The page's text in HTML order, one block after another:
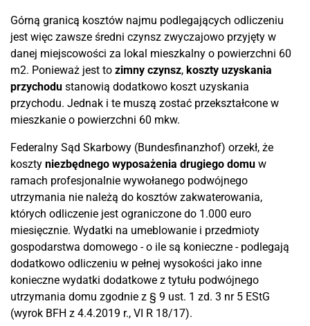
Górną granicą kosztów najmu podlegających odliczeniu
jest więc zawsze średni czynsz zwyczajowo przyjęty w
danej miejscowości za lokal mieszkalny o powierzchni 60
m2. Ponieważ jest to zimny czynsz, koszty uzyskania
przychodu stanowią dodatkowo koszt uzyskania
przychodu. Jednak i te muszą zostać przekształcone w
mieszkanie o powierzchni 60 mkw.
Federalny Sąd Skarbowy (Bundesfinanzhof) orzekł, że
koszty niezbędnego wyposażenia drugiego domu w
ramach profesjonalnie wywołanego podwójnego
utrzymania nie należą do kosztów zakwaterowania,
których odliczenie jest ograniczone do 1.000 euro
miesięcznie. Wydatki na umeblowanie i przedmioty
gospodarstwa domowego - o ile są konieczne - podlegają
dodatkowo odliczeniu w pełnej wysokości jako inne
konieczne wydatki dodatkowe z tytułu podwójnego
utrzymania domu zgodnie z § 9 ust. 1 zd. 3 nr 5 EStG
(wyrok BFH z 4.4.2019 r., VI R 18/17).